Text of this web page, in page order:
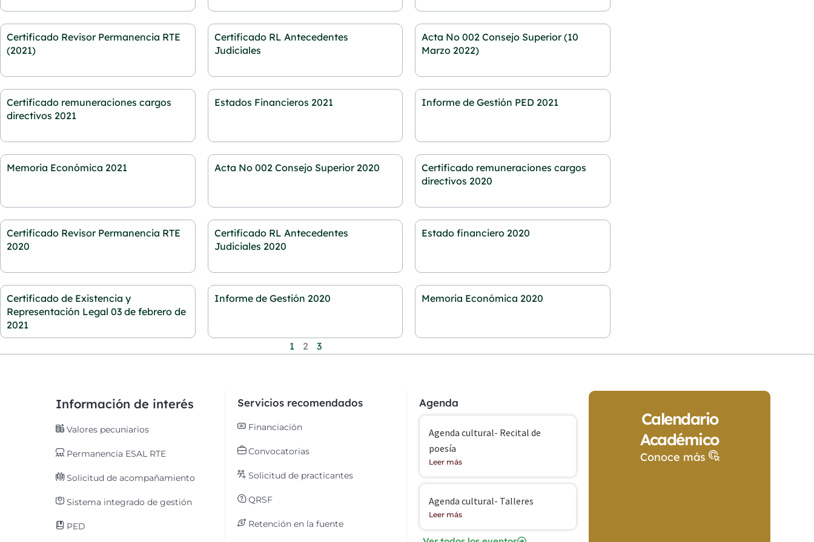
Certificado Revisor Permanencia RTE
(2021)
Certificado RL Antecedentes
Judiciales
Acta No 002 Consejo Superior (10
Marzo 2022)
Certificado remuneraciones cargos
directivos 2021
Estados Financieros 2021 Informe de Gestión PED 2021
Memoria Económica 2021 Acta No 002 Consejo Superior 2020
Certificado remuneraciones cargos
directivos 2020
Certificado Revisor Permanencia RTE
2020
Certificado RL Antecedentes
Judiciales 2020
Estado financiero 2020
Certificado de Existencia y
Representación Legal 03 de febrero de
2021
Informe de Gestión 2020 Memoria Económica 2020
1 2 3
Información de interés
Valores pecuniarios
Permanencia ESAL RTE
Solicitud de acompañamiento
Sistema integrado de gestión
PED
Servicios recomendados
Financiación
Convocatorias
Solicitud de practicantes
QRSF
Retención en la fuente
Agenda
Agenda cultural- Recital de
poesía
Leer más
Agenda cultural- Talleres
Leer más
Calendario
Académico
Conoce más